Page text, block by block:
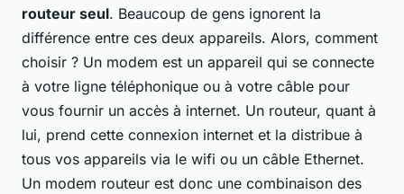
routeur seul. Beaucoup de gens ignorent la
différence entre ces deux appareils. Alors, comment
choisir ? Un modem est un appareil qui se connecte
à votre ligne téléphonique ou à votre câble pour
vous fournir un accès à internet. Un routeur, quant à
lui, prend cette connexion internet et la distribue à
tous vos appareils via le wifi ou un câble Ethernet.
Un modem routeur est donc une combinaison des